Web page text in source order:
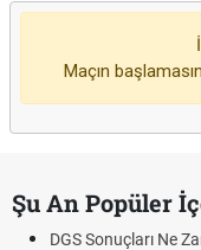
Maçın
Şu An Popüler
DGS Sonuçları Ne